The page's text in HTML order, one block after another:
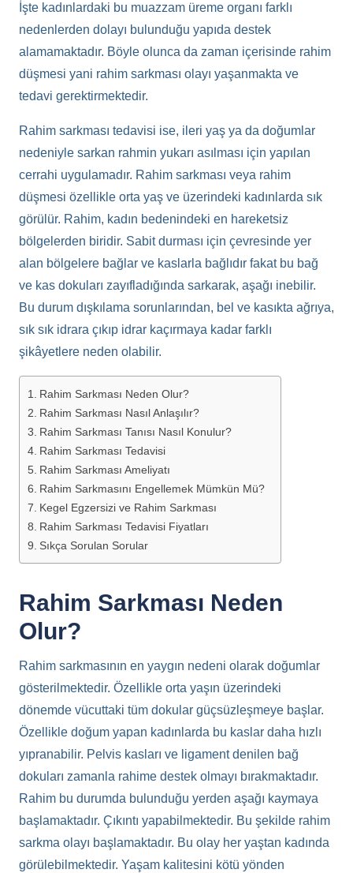
İşte kadınlardaki bu muazzam üreme organı farklı
nedenlerden dolayı bulunduğu yapıda destek
alamamaktadır. Böyle olunca da zaman içerisinde rahim
düşmesi yani rahim sarkması olayı yaşanmakta ve
tedavi gerektirmektedir.
Rahim sarkması tedavisi ise, ileri yaş ya da doğumlar
nedeniyle sarkan rahmin yukarı asılması için yapılan
cerrahi uygulamadır. Rahim sarkması veya rahim
düşmesi özellikle orta yaş ve üzerindeki kadınlarda sık
görülür. Rahim, kadın bedenindeki en hareketsiz
bölgelerden biridir. Sabit durması için çevresinde yer
alan bölgelere bağlar ve kaslarla bağlıdır fakat bu bağ
ve kas dokuları zayıfladığında sarkarak, aşağı inebilir.
Bu durum dışkılama sorunlarından, bel ve kasıkta ağrıya,
sık sık idrara çıkıp idrar kaçırmaya kadar farklı
şikâyetlere neden olabilir.
Rahim Sarkması Neden Olur?
Rahim Sarkması Nasıl Anlaşılır?
Rahim Sarkması Tanısı Nasıl Konulur?
Rahim Sarkması Tedavisi
Rahim Sarkması Ameliyatı
Rahim Sarkmasını Engellemek Mümkün Mü?
Kegel Egzersizi ve Rahim Sarkması
Rahim Sarkması Tedavisi Fiyatları
Sıkça Sorulan Sorular
Rahim Sarkması Neden
Olur?
Rahim sarkmasının en yaygın nedeni olarak doğumlar
gösterilmektedir. Özellikle orta yaşın üzerindeki
dönemde vücuttaki tüm dokular güçsüzleşmeye başlar.
Özellikle doğum yapan kadınlarda bu kaslar daha hızlı
yıpranabilir. Pelvis kasları ve ligament denilen bağ
dokuları zamanla rahime destek olmayı bırakmaktadır.
Rahim bu durumda bulunduğu yerden aşağı kaymaya
başlamaktadır. Çıkıntı yapabilmektedir. Bu şekilde rahim
sarkma olayı başlamaktadır. Bu olay her yaştan kadında
görülebilmektedir. Yaşam kalitesini kötü yönden